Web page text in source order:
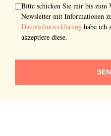
Bitte schicken Sie mir bis
Newsletter mit Informationen
Datenschutzerklärung habe ich
akzeptiere diese.